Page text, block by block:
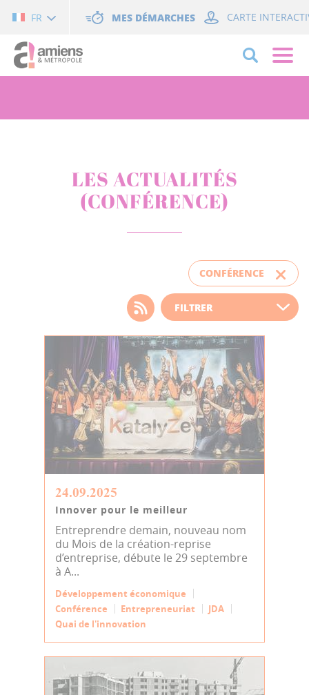
FR MES DÉMARCHES CARTE
LES ACTUALITÉS
(CONFÉRENCE)
CONFÉRENCE
Choisissez votre filtre
d'actualité
24.09.2025
Innover pour le meilleur
Entreprendre demain, nouveau nom
du Mois de la création-reprise
d’entreprise, débute le 29 septembre
à A...
Développement économique
Conférence
Entrepreneuriat
JDA
Quai de l'innovation